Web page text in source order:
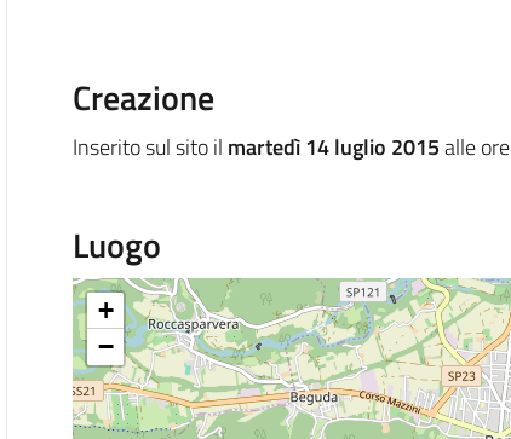
Creazione
Inserito sul sito il martedì 14 luglio 2015alle ore
Luogo
+
−